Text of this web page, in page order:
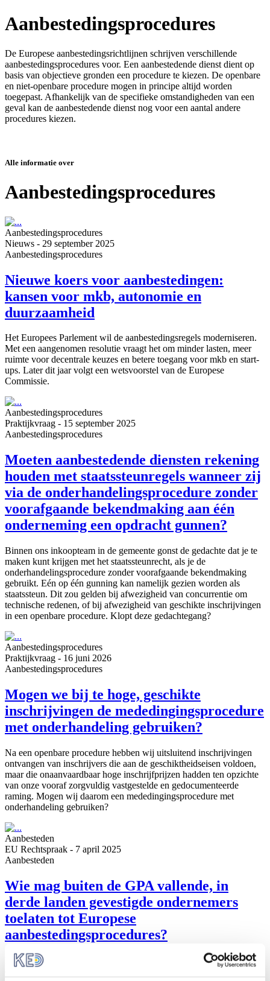
Aanbestedings­procedures
De Europese aanbestedingsrichtlijnen schrijven verschillende
aanbestedingsprocedures voor. Een aanbestedende dienst dient op
basis van objectieve gronden een procedure te kiezen. De openbare
en niet-openbare procedure mogen in principe altijd worden
toegepast. Afhankelijk van de specifieke omstandigheden van een
geval kan de aanbestedende dienst nog voor een aantal andere
procedures kiezen.
Alle informatie over
Aanbestedings­procedures
Aanbestedings­procedures
Nieuws - 29 september 2025
Aanbestedings­procedures
Nieuwe koers voor aanbestedingen:
kansen voor mkb, autonomie en
duurzaamheid
Het Europees Parlement wil de aanbestedingsregels moderniseren.
Met een aangenomen resolutie vraagt het om minder lasten, meer
ruimte voor decentrale keuzes en betere toegang voor mkb en start-
ups. Later dit jaar volgt een wetsvoorstel van de Europese
Commissie.
Aanbestedings­procedures
Praktijkvraag - 15 september 2025
Aanbestedings­procedures
Moeten aanbestedende diensten rekening
houden met staatssteunregels wanneer zij
via de onderhandelings­procedure zonder
voorafgaande bekendmaking aan één
onderneming een opdracht gunnen?
Binnen ons inkoopteam in de gemeente gonst de gedachte dat je te
maken kunt krijgen met het staatssteunrecht, als je de
onderhandelingsprocedure zonder voorafgaande bekendmaking
gebruikt. Eén op één gunning kan namelijk gezien worden als
staatssteun. Dit zou gelden bij afwezigheid van concurrentie om
technische redenen, of bij afwezigheid van geschikte inschrijvingen
in een openbare procedure. Klopt deze gedachtegang?
Aanbestedings­procedures
Praktijkvraag - 16 juni 2026
Aanbestedings­procedures
Mogen we bij te hoge, geschikte
inschrijvingen de mededingingsprocedure
met onderhandeling gebruiken?
Na een openbare procedure hebben wij uitsluitend inschrijvingen
ontvangen van inschrijvers die aan de geschiktheidseisen voldoen,
maar die onaanvaardbaar hoge inschrijfprijzen hadden ten opzichte
van onze vooraf zorgvuldig vastgestelde en gedocumenteerde
raming. Mogen wij daarom een mededingingsprocedure met
onderhandeling gebruiken?
Aanbesteden
EU Rechtspraak - 7 april 2025
Aanbesteden
Wie mag buiten de GPA vallende, in
derde landen gevestigde ondernemers
toelaten tot Europese
aanbestedingsprocedures?
In deze zaak staat de vraag centraal wie onder Europees recht gaat
over het al dan niet toelaten van buiten de GPA vallende, in derde